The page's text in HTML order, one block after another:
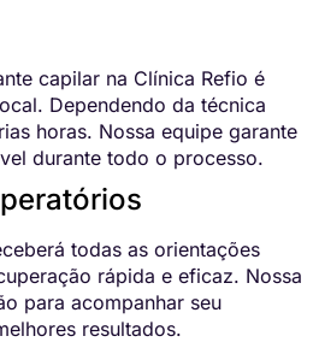
capilar na Clínica Refio é
Dependendo da técnica
horas. Nossa equipe garante
durante todo o processo.
todas as orientações
rápida e eficaz. Nossa
para acompanhar seu
resultados.